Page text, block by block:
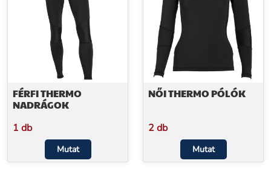
FÉRFI THERMO
NADRÁGOK
1 db
Mutat
NŐI THERMO PÓLÓK
2 db
Mutat